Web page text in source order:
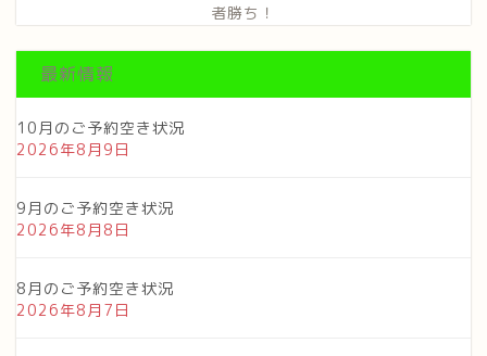
者勝ち！
最新情報
10月のご予約空き状況
2026年8月9日
9月のご予約空き状況
2026年8月8日
8月のご予約空き状況
2026年8月7日